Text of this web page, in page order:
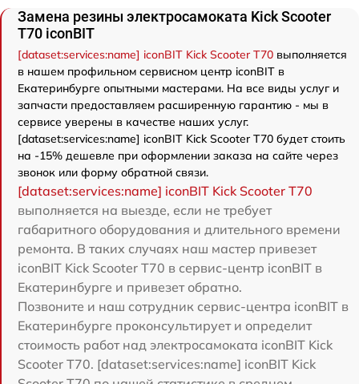
Замена резины электросамоката Kick Scooter
T70 iconBIT
[dataset:services:name] iconBIT Kick Scooter T70 выполняется
в нашем профильном сервисном центр iconBIT в
Екатеринбурге опытными мастерами. На все виды услуг и
запчасти предоставляем расширенную гарантию - мы в
сервисе уверены в качестве наших услуг.
[dataset:services:name] iconBIT Kick Scooter T70 будет стоить
на -15% дешевле при оформлении заказа на сайте через
звонок или форму обратной связи.
[dataset:services:name] iconBIT Kick Scooter T70
выполняется на выезде, если не требует
габаритного оборудования и длительного времени
ремонта. В таких случаях наш мастер привезет
iconBIT Kick Scooter T70 в сервис-центр iconBIT в
Екатеринбурге и привезет обратно.
Позвоните и наш сотрудник сервис-центра iconBIT в
Екатеринбурге проконсультирует и определит
стоимость работ над электросамоката iconBIT Kick
Scooter T70. [dataset:services:name] iconBIT Kick